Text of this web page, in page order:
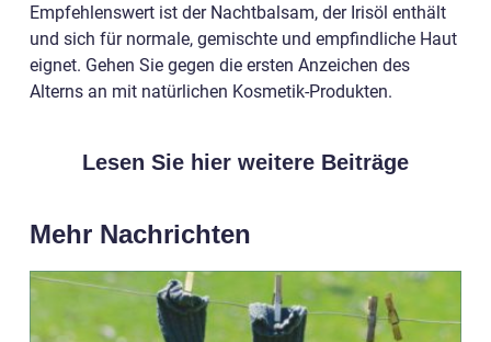
Empfehlenswert ist der Nachtbalsam, der Irisöl enthält
und sich für normale, gemischte und empfindliche Haut
eignet. Gehen Sie gegen die ersten Anzeichen des
Alterns an mit natürlichen Kosmetik-Produkten.
Lesen Sie hier weitere Beiträge
Mehr Nachrichten